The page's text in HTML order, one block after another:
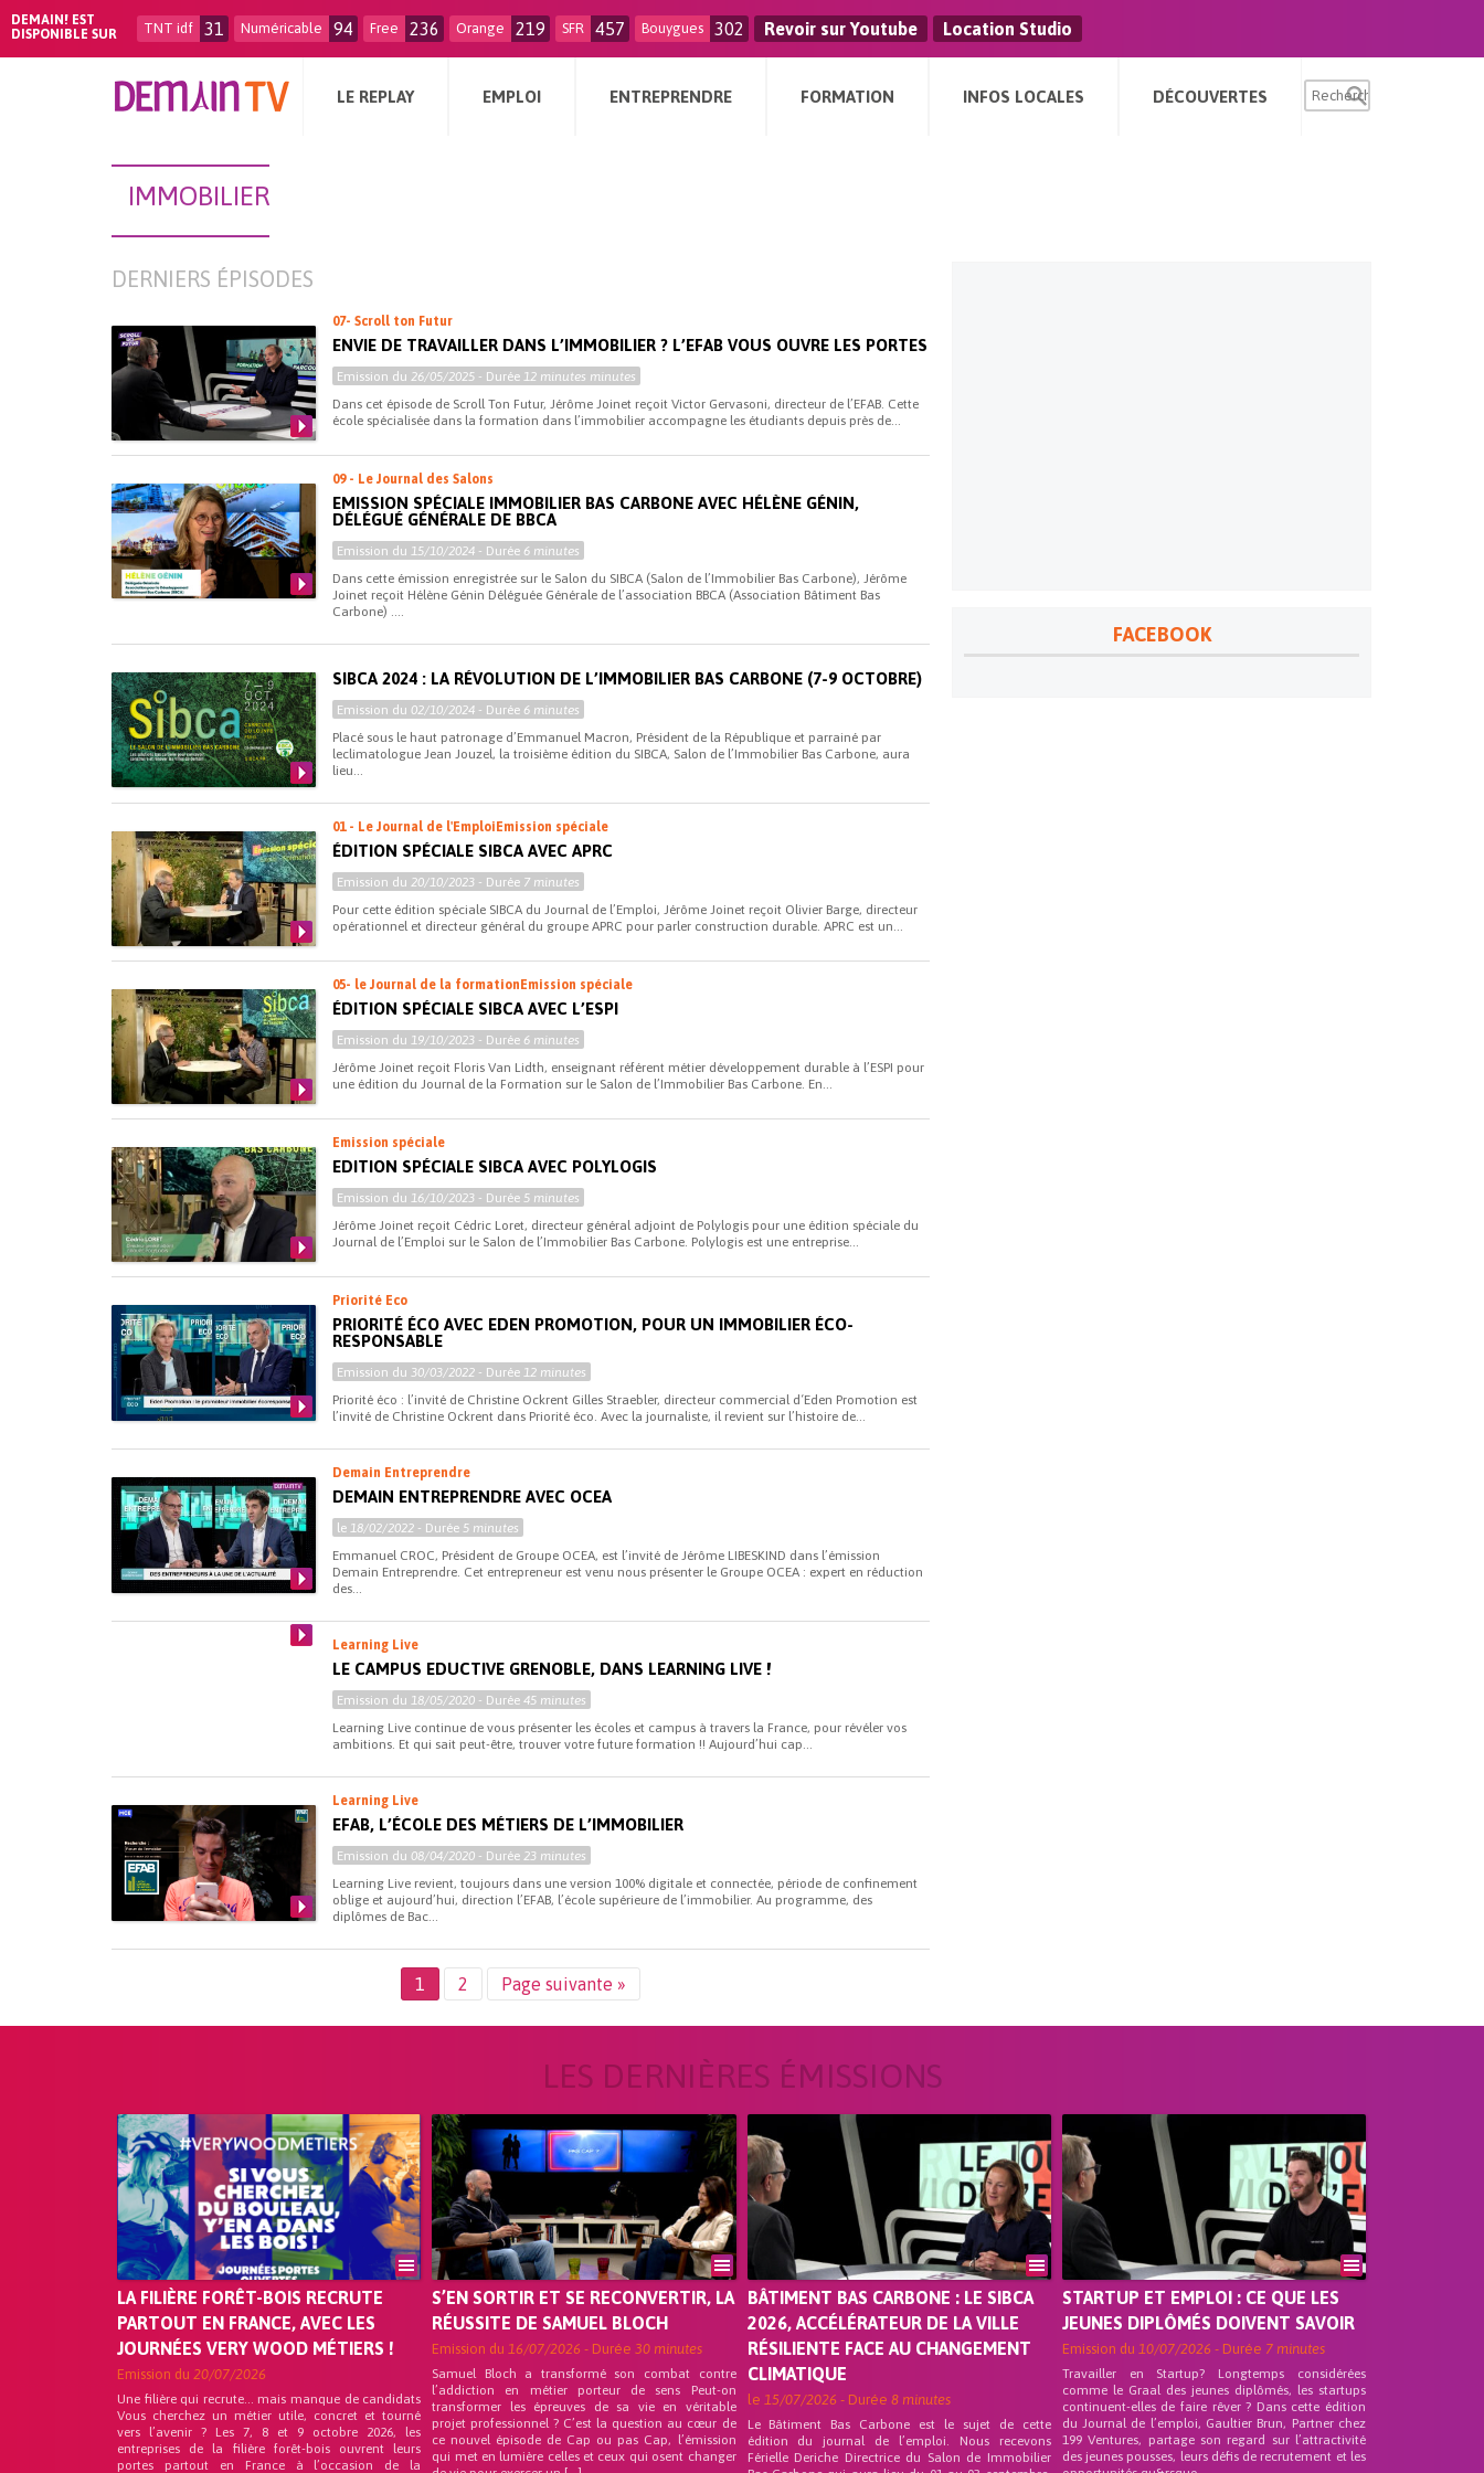
DEMAIN! EST
DISPONIBLE SUR
TNT idf 31 Numéricable 94 Free 236 Orange 219 SFR 457 Bouygues 302 Revoir sur Youtube Location Studio
LE REPLAY EMPLOI ENTREPRENDRE FORMATION INFOS LOCALES DÉCOUVERTES
IMMOBILIER
DERNIERS ÉPISODES
07- Scroll ton Futur
ENVIE DE TRAVAILLER DANS L’IMMOBILIER ? L’EFAB VOUS OUVRE LES PORTES
Emission du26/05/2025 - Durée12 minutes minutes
Dans cet épisode de Scroll Ton Futur, Jérôme Joinet reçoit Victor Gervasoni, directeur de l’EFAB. Cette
école spécialisée dans la formation dans l’immobilier accompagne les étudiants depuis près de...
09 - Le Journal des Salons
EMISSION SPÉCIALE IMMOBILIER BAS CARBONE AVEC HÉLÈNE GÉNIN,
DÉLÉGUÉ GÉNÉRALE DE BBCA
Emission du15/10/2024 - Durée 6 minutes
Dans cette émission enregistrée sur le Salon du SIBCA (Salon de l’Immobilier Bas Carbone), Jérôme
Joinet reçoit Hélène Génin Déléguée Générale de l’association BBCA (Association Bâtiment Bas
Carbone) ....
SIBCA 2024 : LA RÉVOLUTION DE L’IMMOBILIER BAS CARBONE (7-9 OCTOBRE)
Emission du 02/10/2024 - Durée 6 minutes
Placé sous le haut patronage d’Emmanuel Macron, Président de la République et parrainé par
leclimatologue Jean Jouzel, la troisième édition du SIBCA, Salon de l’Immobilier Bas Carbone, aura
lieu...
01 - Le Journal de l'Emploi Emission spéciale
ÉDITION SPÉCIALE SIBCA AVEC APRC
Emission du20/10/2023 - Durée 7 minutes
Pour cette édition spéciale SIBCA du Journal de l’Emploi, Jérôme Joinet reçoit Olivier Barge, directeur
opérationnel et directeur général du groupe APRC pour parler construction durable. APRC est un...
05- le Journal de la formation Emission spéciale
ÉDITION SPÉCIALE SIBCA AVEC L’ESPI
Emission du19/10/2023 - Durée 6 minutes
Jérôme Joinet reçoit Floris Van Lidth, enseignant référent métier développement durable à l’ESPI pour
une édition du Journal de la Formation sur le Salon de l’Immobilier Bas Carbone. En...
Emission spéciale
EDITION SPÉCIALE SIBCA AVEC POLYLOGIS
Emission du16/10/2023 - Durée 5 minutes
Jérôme Joinet reçoit Cédric Loret, directeur général adjoint de Polylogis pour une édition spéciale du
Journal de l’Emploi sur le Salon de l’Immobilier Bas Carbone. Polylogis est une entreprise...
Priorité Eco
PRIORITÉ ÉCO AVEC EDEN PROMOTION, POUR UN IMMOBILIER ÉCO-
RESPONSABLE
Emission du30/03/2022 - Durée12 minutes
Priorité éco : l’invité de Christine Ockrent Gilles Straebler, directeur commercial d‘Eden Promotion est
l’invité de Christine Ockrent dans Priorité éco. Avec la journaliste, il revient sur l’histoire de...
Demain Entreprendre
DEMAIN ENTREPRENDRE AVEC OCEA
le18/02/2022 - Durée 5 minutes
Emmanuel CROC, Président de Groupe OCEA, est l’invité de Jérôme LIBESKIND dans l’émission
Demain Entreprendre. Cet entrepreneur est venu nous présenter le Groupe OCEA : expert en réduction
des...
Learning Live
LE CAMPUS EDUCTIVE GRENOBLE, DANS LEARNING LIVE !
Emission du18/05/2020 - Durée45 minutes
Learning Live continue de vous présenter les écoles et campus à travers la France, pour révéler vos
ambitions. Et qui sait peut-être, trouver votre future formation !! Aujourd’hui cap...
Learning Live
EFAB, L’ÉCOLE DES MÉTIERS DE L’IMMOBILIER
Emission du 08/04/2020 - Durée23 minutes
Learning Live revient, toujours dans une version 100% digitale et connectée, période de confinement
oblige et aujourd’hui, direction l’EFAB, l’école supérieure de l’immobilier. Au programme, des
diplômes de Bac...
1 2 Page suivante »
FACEBOOK
LES DERNIÈRES ÉMISSIONS
LA FILIÈRE FORÊT-BOIS RECRUTE
PARTOUT EN FRANCE, AVEC LES
JOURNÉES VERY WOOD MÉTIERS !
Emission du 20/07/2026
Une filière qui recrute… mais manque de candidats
Vous cherchez un métier utile, concret et tourné
vers l’avenir ? Les 7, 8 et 9 octobre 2026, les
entreprises de la filière forêt-bois ouvrent leurs
portes partout en France à l’occasion de la
S’EN SORTIR ET SE RECONVERTIR, LA
RÉUSSITE DE SAMUEL BLOCH
Emission du16/07/2026 - Durée30 minutes
Samuel Bloch a transformé son combat contre
l’addiction en métier porteur de sens Peut-on
transformer les épreuves de sa vie en véritable
projet professionnel ? C’est la question au cœur de
ce nouvel épisode de Cap ou pas Cap, l’émission
qui met en lumière celles et ceux qui osent changer
BÂTIMENT BAS CARBONE : LE SIBCA
2026, ACCÉLÉRATEUR DE LA VILLE
RÉSILIENTE FACE AU CHANGEMENT
CLIMATIQUE
le 15/07/2026 - Durée 8 minutes
Le Bâtiment Bas Carbone est le sujet de cette
édition du journal de l’emploi. Nous recevons
Férielle Deriche Directrice du Salon de Immobilier
STARTUP ET EMPLOI : CE QUE LES
JEUNES DIPLÔMÉS DOIVENT SAVOIR
Emission du 10/07/2026 - Durée 7 minutes
Travailler en Startup? Longtemps considérées
comme le Graal des jeunes diplômés, les startups
continuent-elles de faire rêver ? Dans cette édition
du Journal de l’emploi, Gaultier Brun, Partner chez
199 Ventures, partage son regard sur l’attractivité
des jeunes pousses, leurs défis de recrutement et les